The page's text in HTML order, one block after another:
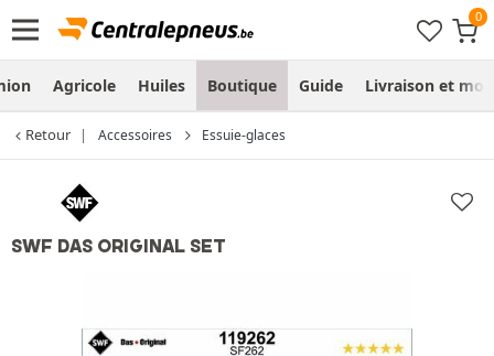
Agricole Huiles Boutique Guide Livraison et
Retour Accessoires Essuie-glaces
SWF DAS ORIGINAL SET